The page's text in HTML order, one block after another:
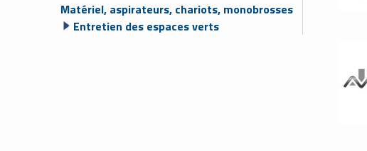
Matériel, aspirateurs, chariots, monobrosses
Entretien des espaces verts